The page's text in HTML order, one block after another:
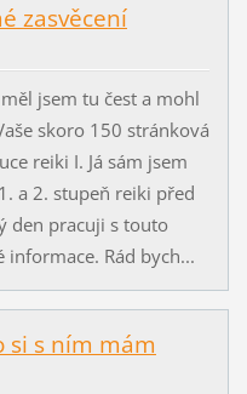
zasvěcení
jsem tu čest a mohl
skoro 150 stránková
reiki I. Já sám jsem
a 2. stupeň reiki před
den pracuji s touto
informace. Rád bych...
si s ním mám